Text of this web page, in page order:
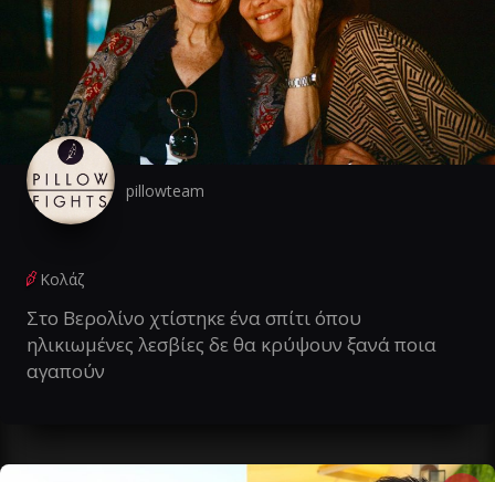
pillowteam
Κολάζ
Στο Βερολίνο χτίστηκε ένα σπίτι όπου
ηλικιωμένες λεσβίες δε θα κρύψουν ξανά ποια
αγαπούν